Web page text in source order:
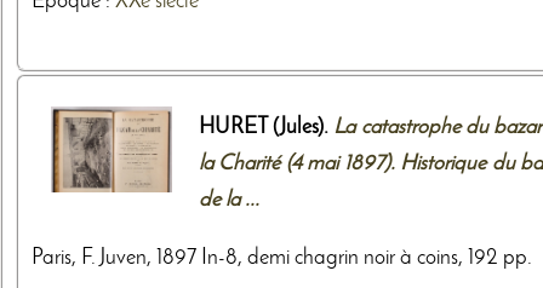
HURET (Jules). La catastrophe du
la Charité (4 mai 1897). Historique du
de la ...
Paris, F. Juven, 1897 In-8, demi chagrin noir à coins, 192 pp.